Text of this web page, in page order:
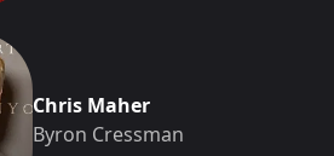
Chris Maher
Byron Cressman